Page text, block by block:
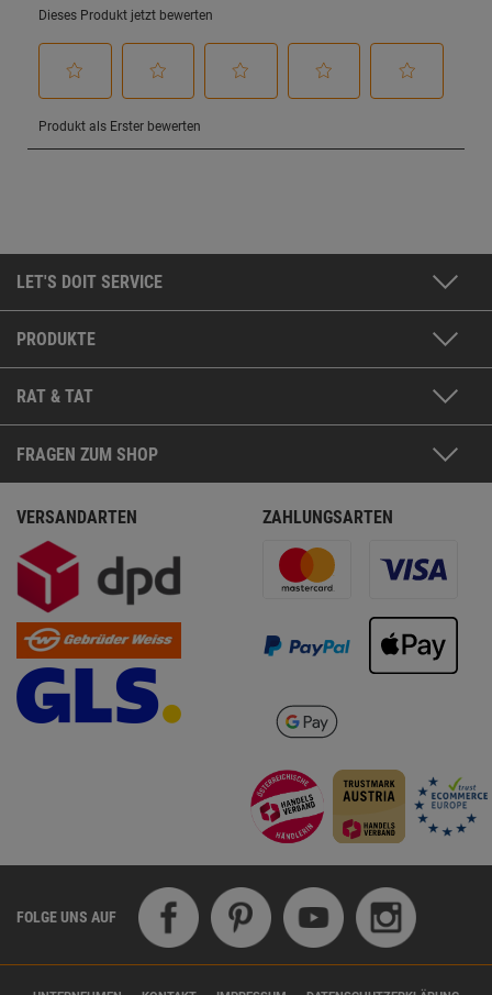
LET'S DOIT SERVICE
PRODUKTE
RAT & TAT
FRAGEN ZUM SHOP
VERSANDARTEN ZAHLUNGSARTEN
FOLGE UNS AUF